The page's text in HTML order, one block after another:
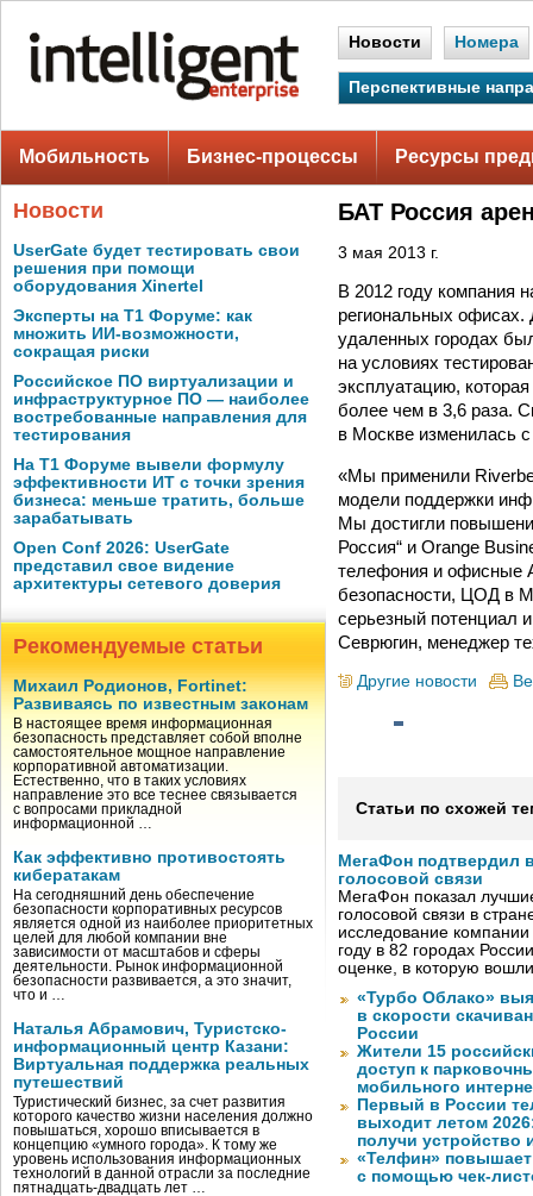
Новости Номера
Перспективные
Мобильность Бизнес-процессы Ресурсы
Новости
UserGate будет тестировать свои
решения при помощи
оборудования Xinertel
Эксперты на Т1 Форуме: как
множить ИИ-возможности,
сокращая риски
Российское ПО виртуализации и
инфраструктурное ПО — наиболее
востребованные направления для
тестирования
На Т1 Форуме вывели формулу
эффективности ИТ с точки зрения
бизнеса: меньше тратить, больше
зарабатывать
Open Conf 2026: UserGate
представил свое видение
архитектуры сетевого доверия
Рекомендуемые статьи
Михаил Родионов, Fortinet:
Развиваясь по известным законам
В настоящее время информационная
безопасность представляет собой вполне
самостоятельное мощное направление
корпоративной автоматизации.
Естественно, что в таких условиях
направление это все теснее связывается
с вопросами прикладной
информационной …
Как эффективно противостоять
кибератакам
На сегодняшний день обеспечение
безопасности корпоративных ресурсов
является одной из наиболее приоритетных
целей для любой компании вне
зависимости от масштабов и сферы
деятельности. Рынок информационной
безопасности развивается, а это значит,
что и …
Наталья Абрамович, Туристско-
информационный центр Казани:
Виртуальная поддержка реальных
путешествий
Туристический бизнес, за счет развития
которого качество жизни населения должно
повышаться, хорошо вписывается в
концепцию «умного города». К тому же
уровень использования информационных
технологий в данной отрасли за последние
пятнадцать-двадцать лет …
БАТ Россия
3 мая 2013 г.
В 2012 году компания
региональных офисах.
удаленных городах
на условиях
эксплуатацию,
более чем в 3,6 раза.
в Москве изменилась
«Мы применили
модели поддержки
Мы достигли
Россия“ и Orange
телефония и офисные
безопасности, ЦОД в
серьезный потенциал
Севрюгин, менеджер
Другие новости
Статьи по схожей
МегаФон подтвердил
голосовой связи
МегаФон показал
голосовой связи в
исследование
году в 82 городах
оценке, в которую
«Турбо Облако»
в скорости
России
Жители 15
доступ к
мобильного
Первый в России
выходит летом
получи устройство
«Телфин» повышает
с помощью чек-